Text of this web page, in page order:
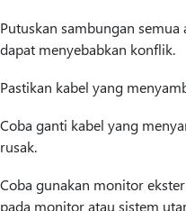
Putuskan sambungan
dapat menyebabkan konflik.
Pastikan kabel yang
Coba ganti kabel yang
rusak.
Coba gunakan monitor
pada monitor atau sistem